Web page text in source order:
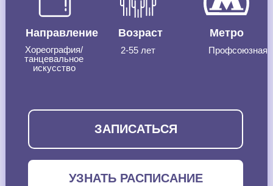
Направление
Хореография/
танцевальное
искусство
Возраст
2-55 лет
Метро
Профсоюзная
УЗНАТЬ РАСПИСАНИЕ
ЗАПИСАТЬСЯ